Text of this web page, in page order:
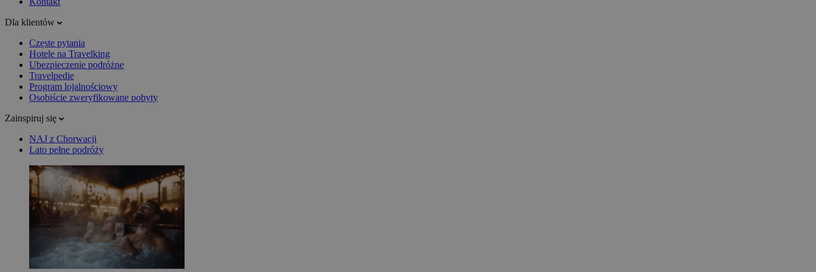
Dla klientów
Częste pytania
Hotele na Travelking
Ubezpieczenie podróżne
Travelpedie
Program lojalnościowy
Osobiście zweryfikowane pobyty
Zainspiruj się
NAJ z Chorwacji
Lato pełne podróży